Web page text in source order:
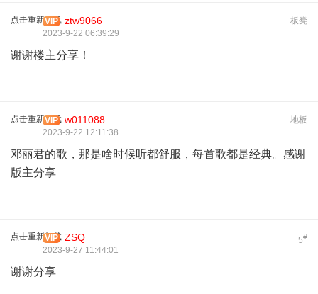
点击重新加载 板凳
VIP ztw9066
2023-9-22 06:39:29
谢谢楼主分享！
点击重新加载 地板
VIP w011088
2023-9-22 12:11:38
邓丽君的歌，那是啥时候听都舒服，每首歌都是经典。感谢
版主分享
点击重新加载 5#
VIP ZSQ
2023-9-27 11:44:01
谢谢分享